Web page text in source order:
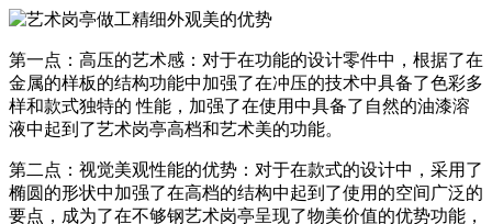
第一点：高压的艺术感：对于在功能的设计零件中，根据了在
金属的样板的结构功能中加强了在冲压的技术中具备了色彩多
样和款式独特的 性能，加强了在使用中具备了自然的油漆溶
液中起到了艺术岗亭高档和艺术美的功能。
第二点：视觉美观性能的优势：对于在款式的设计中，采用了
椭圆的形状中加强了在高档的结构中起到了使用的空间广泛的
要点，成为了在不够钢艺术岗亭呈现了物美价值的优势功能，